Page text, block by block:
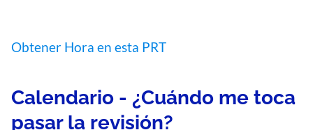
Obtener Hora en esta PRT
Calendario - ¿Cuándo me toca
pasar la revisión?